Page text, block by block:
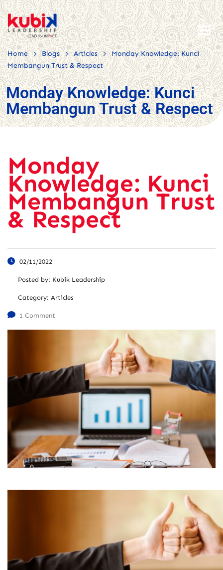
Home > Blogs > Articles >
Monday Knowledge: Kunci
Membangun Trust & Respect
Monday Knowledge: Kunci
Membangun Trust & Respect
Monday
Knowledge: Kunci
Membangun Trust
& Respect
02/11/2022
Posted by: Kubik Leadership
Category: Articles
1 Comment